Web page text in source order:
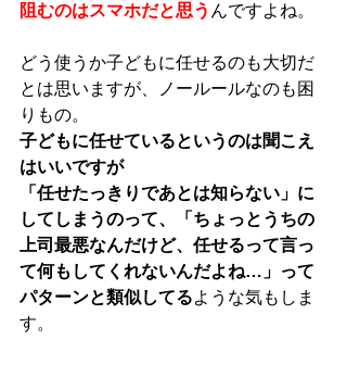
阻むのはスマホだと思う んですよね。
どう使うか子どもに任せるのも大切だ
とは思いますが、ノールールなのも困
りもの。
子どもに任せているというのは聞こえ
はいいですが
「任せたっきりであとは知らない」に
してしまうのって、「ちょっとうちの
上司最悪なんだけど、任せるって言っ
て何もしてくれないんだよね…」って
パターンと類似してるような気もしま
す。